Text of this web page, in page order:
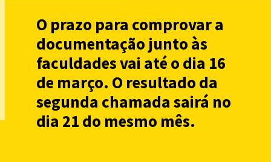
O prazo para comprovar a
documentação junto às
faculdades vai até o dia 16
de março. O resultado da
segunda chamada sairá no
dia 21 do mesmo mês.